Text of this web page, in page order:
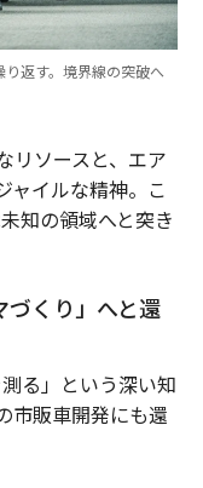
返す。境界線の突破へ
リソースと、エア
ャイルな精神。こ
知の領域へと突き
づくり」へと還
る」という深い知
市販車開発にも還